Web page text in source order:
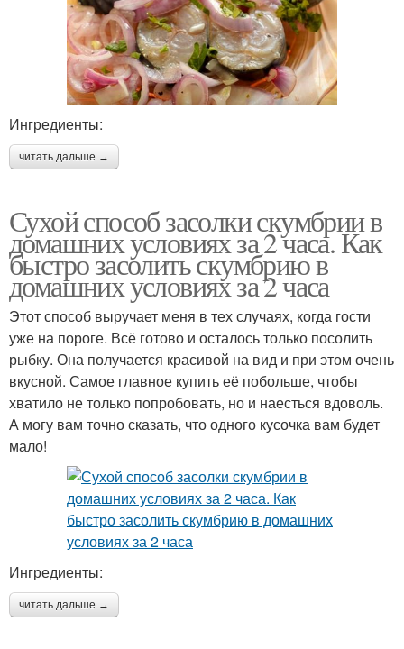
Ингредиенты:
читать дальше →
Сухой способ засолки скумбрии в
домашних условиях за 2 часа. Как
быстро засолить скумбрию в
домашних условиях за 2 часа
Этот способ выручает меня в тех случаях, когда гости
уже на пороге. Всё готово и осталось только посолить
рыбку. Она получается красивой на вид и при этом очень
вкусной. Самое главное купить её побольше, чтобы
хватило не только попробовать, но и наесться вдоволь.
А могу вам точно сказать, что одного кусочка вам будет
мало!
Ингредиенты:
читать дальше →